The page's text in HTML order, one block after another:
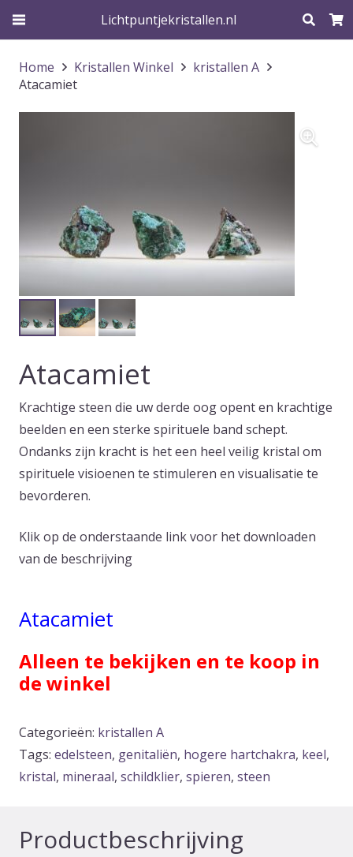
Lichtpuntjekristallen.nl
Home Kristallen Winkel
kristallen A
Atacamiet
Atacamiet
Krachtige steen die uw derde oog opent en krachtige
beelden en een sterke spirituele band schept.
Ondanks zijn kracht is het een heel veilig kristal om
spirituele visioenen te stimuleren en visualisatie te
bevorderen.
Klik op de onderstaande link voor het downloaden
van de beschrijving
Atacamiet
Alleen te bekijken en te koop in
de winkel
Categorieën: kristallen A
Tags: edelsteen, genitaliën, hogere hartchakra, keel,
kristal, mineraal, schildklier, spieren, steen
Productbeschrijving